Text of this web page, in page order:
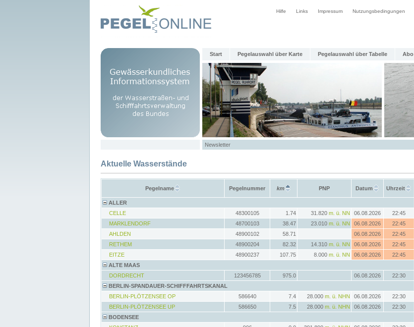
Hilfe Links Impressum Nutzungsbedingungen
Start Pegelauswahl über Karte Pegelauswahl über Tabelle Abo
Newsletter
Aktuelle Wasserstände
Pegelname Pegelnummer km PNP Datum Uhrzeit
ALLER
CELLE
48300105 1.74 31.820 m. ü. NN 06.08.2026 22:45
MARKLENDORF
48700103 38.47 23.010 m. ü. NN 06.08.2026 22:45
AHLDEN
48900102 58.71 06.08.2026 22:45
RETHEM
48900204 82.32 14.310 m. ü. NN 06.08.2026 22:45
EITZE
48900237 107.75 8.000 m. ü. NN 06.08.2026 22:45
ALTE MAAS
DORDRECHT
123456785 975.0 06.08.2026 22:30
BERLIN-SPANDAUER-SCHIFFFAHRTSKANAL
BERLIN-PLÖTZENSEE OP
586640 7.4 28.000 m. ü. NHN 06.08.2026 22:30
BERLIN-PLÖTZENSEE UP
586650 7.5 28.000 m. ü. NHN 06.08.2026 22:30
BODENSEE